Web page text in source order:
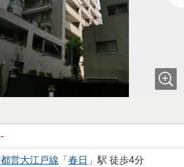
-
都営大江戸線 「 春日 」駅 徒歩4分